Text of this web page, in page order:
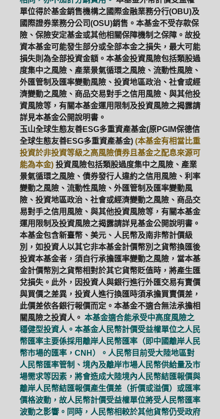
單位得於基金銷售機構之國際金融業務分行(OBU)及
國際證券業務分公司(OSU)銷售。本基金不受存款保
險、保險安定基金或其他相關保障機制之保障。故投
資本基金可能發生部分或全部本金之損失，最大可能
損失則為全部投資金額。本基金投資風險包括類股過
度集中之風險、產業景氣循環之風險、流動性風險、
外匯管制及匯率變動風險、投資地區政治、社會或經
濟變動之風險、商品交易對手之信用風險、與其他投
資風險等，有關本基金運用限制及投資風險之揭露請
詳見本基金公開說明書。
玉山全球生態友善ESG多重資產基金(原PGIM保德信
全球生態友善ESG多重資產基金) (本基金有相當比重
投資於非投資等級之高風險債券且基金之配息來源可
能為本金) 投資風險包括類股過度集中之風險、產業
景氣循環之風險、債券發行人違約之信用風險、利率
變動之風險、流動性風險、外匯管制及匯率變動風
險、投資地區政治、社會或經濟變動之風險、商品交
易對手之信用風險、與其他投資風險等，有關本基金
運用限制及投資風險之揭露請詳見基金公開說明書。
本基金包含新臺幣、美元、人民幣及南非幣計價級
別，如投資人以其它非本基金計價幣別之貨幣換匯後
投資本基金者，須自行承擔匯率變動之風險，當本基
金計價幣別之貨幣相對於其它貨幣貶值時，將產生匯
兌損失。此外，因投資人與銀行進行外匯交易有賣價
與買價之差異，投資人進行換匯時須承擔買賣價差，
此價差依各銀行報價而定。本基金不適合無法承擔相
關風險之投資人。 本基金適合能承受中高度風險之
穩健型投資人。本基金人民幣計價受益權單位之人民
幣匯率主要係採用離岸人民幣匯率（即中國離岸人民
幣市場的匯率，CNH）。人民幣目前受大陸地區對
人民幣匯率管制、境內及離岸市場人民幣供給量及市
場需求等因素，將會造成大陸境內人民幣結匯報價與
離岸人民幣結匯報價產生價差（折價或溢價）或匯率
價格波動，故人民幣計價受益權單位將受人民幣匯率
波動之影響。同時，人民幣相較於其他貨幣仍受政府